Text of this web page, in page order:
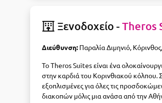
Ξενοδοχείο -Theros
Διεύθυνση: Παραλία Διμηνιό,
Το Theros Suites είναι ένα
στην καρδιά του Κορινθιακού κόλπου.
εξοπλισμένες για όλες τις
διακοπών μόλις μια ανάσα από την